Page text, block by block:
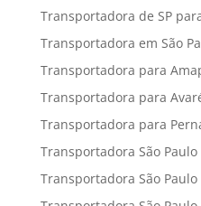
Transportadora de SP
Transportadora em São
Transportadora para
Transportadora para
Transportadora para
Transportadora São
Transportadora São Paulo